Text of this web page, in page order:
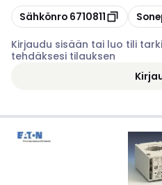
Kopioi
Sähkönro 6710811 Kopioi
Kirjaudu sisään tai luo tili
tehdäksesi tilauksen